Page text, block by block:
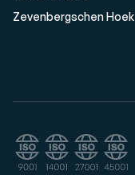
Zevenbergschen Hoek